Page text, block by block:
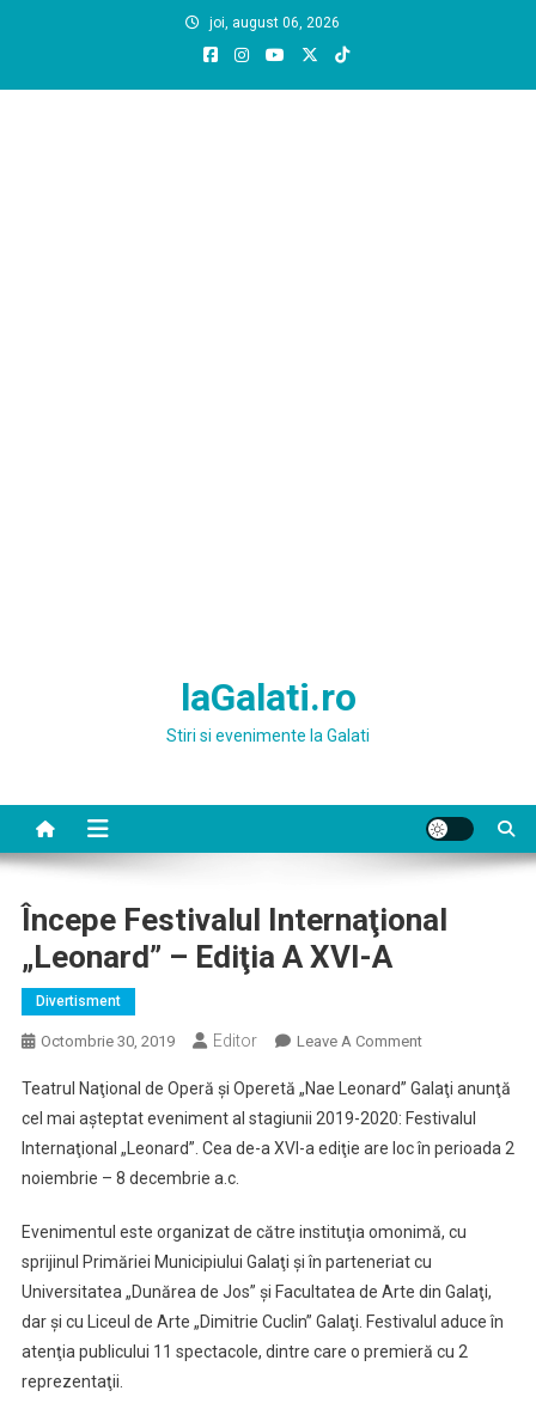
joi, august 06, 2026
laGalati.ro
Stiri si evenimente la Galati
Începe Festivalul Internaţional
„Leonard” – Ediţia A XVI-A
Divertisment
Octombrie 30, 2019 Editor Leave A CommentOn
Festivalul
Internaţional
„Leonard”
A
XVI-
A
Teatrul Naţional de Operă şi Operetă „Nae Leonard” Galaţi anunţă
cel mai aşteptat eveniment al stagiunii 2019-2020: Festivalul
Internaţional „Leonard”. Cea de-a XVI-a ediţie are loc în perioada 2
noiembrie – 8 decembrie a.c.
Evenimentul este organizat de către instituţia omonimă, cu
sprijinul Primăriei Municipiului Galaţi şi în parteneriat cu
Universitatea „Dunărea de Jos” şi Facultatea de Arte din Galaţi,
dar şi cu Liceul de Arte „Dimitrie Cuclin” Galaţi. Festivalul aduce în
atenţia publicului 11 spectacole, dintre care o premieră cu 2
reprezentaţii.